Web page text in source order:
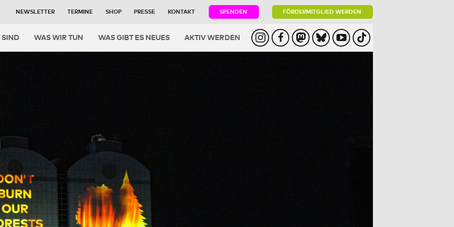
NEWSLETTER TERMINE SHOP PRESSE KONTAKT SPENDEN FÖRDERMITGLIED WERDEN
SIND WAS WIR TUN WAS GIBT ES NEUES AKTIV WERDEN